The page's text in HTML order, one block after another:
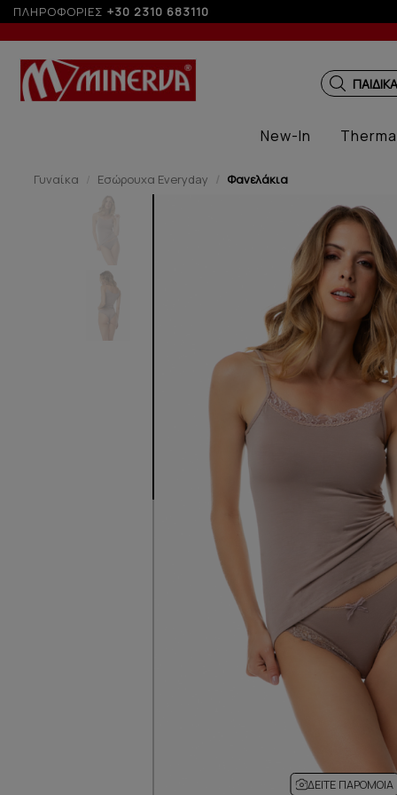
ΠΛΗΡΟΦΟΡΙΕΣ +30 2310 683110
New-In
Γυναίκα Εσώρουχα Everyday Φανελάκια
ΔΕΊΤΕ ΠΑΡΌΜΟΙΑ